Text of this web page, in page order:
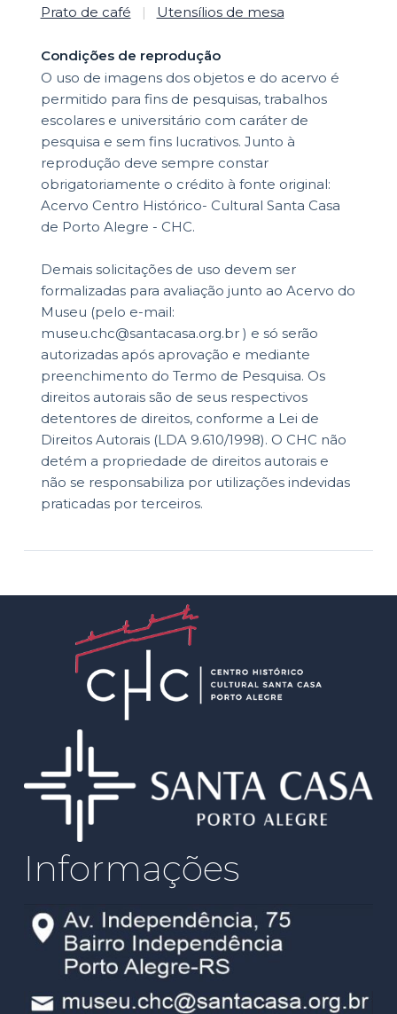
Prato de café
| Utensílios de mesa
Condições de reprodução
O uso de imagens dos objetos e do acervo é
permitido para fins de pesquisas, trabalhos
escolares e universitário com caráter de
pesquisa e sem fins lucrativos. Junto à
reprodução deve sempre constar
obrigatoriamente o crédito à fonte original:
Acervo Centro Histórico- Cultural Santa Casa
de Porto Alegre - CHC.
Demais solicitações de uso devem ser
formalizadas para avaliação junto ao Acervo do
Museu (pelo e-mail:
museu.chc@santacasa.org.br ) e só serão
autorizadas após aprovação e mediante
preenchimento do Termo de Pesquisa. Os
direitos autorais são de seus respectivos
detentores de direitos, conforme a Lei de
Direitos Autorais (LDA 9.610/1998). O CHC não
detém a propriedade de direitos autorais e
não se responsabiliza por utilizações indevidas
praticadas por terceiros.
Informações